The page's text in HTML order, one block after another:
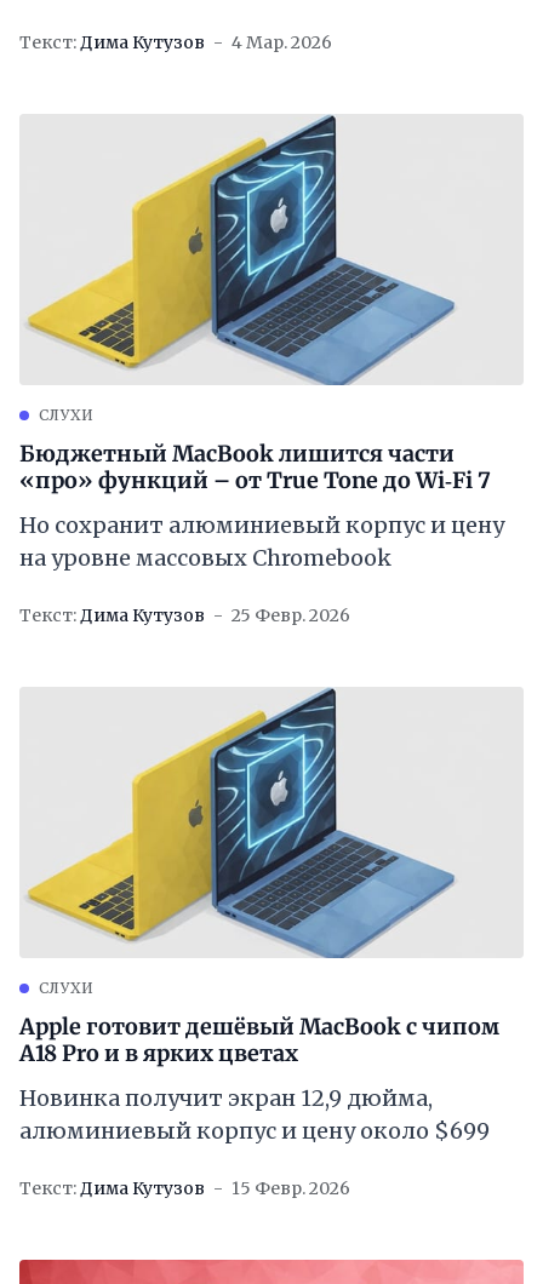
Текст:Дима Кутузов 4 Мар. 2026
СЛУХИ
Бюджетный MacBook лишится части
«про» функций – от True Tone до Wi‑Fi 7
Но сохранит алюминиевый корпус и цену
на уровне массовых Chromebook
Текст:Дима Кутузов 25 Февр. 2026
СЛУХИ
Apple готовит дешёвый MacBook с чипом
A18 Pro и в ярких цветах
Новинка получит экран 12,9 дюйма,
алюминиевый корпус и цену около $699
Текст:Дима Кутузов 15 Февр. 2026